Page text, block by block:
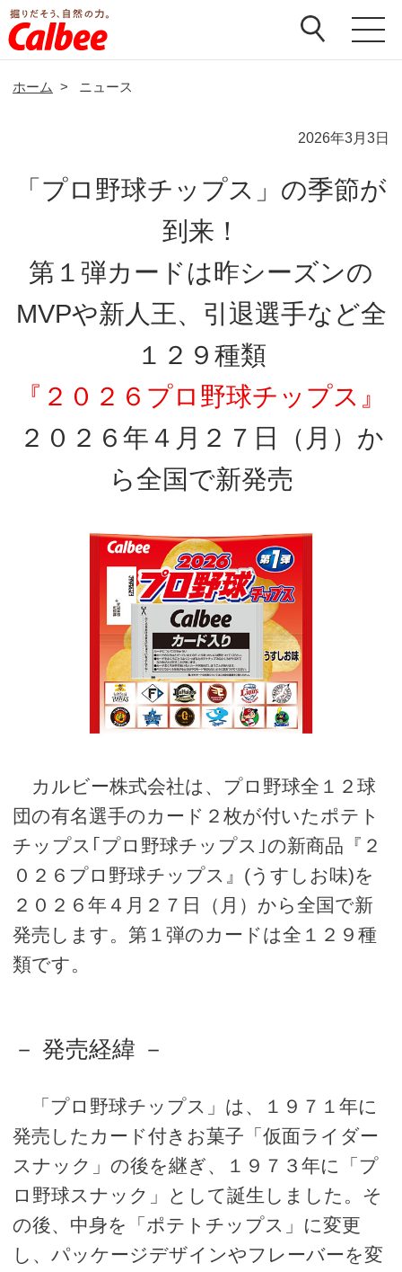
ホーム > ニュース
2026年3月3日
「プロ野球チップス」の季節が
到来！
第１弾カードは昨シーズンの
MVPや新人王、引退選手など全
１２９種類
『２０２６プロ野球チップス』
２０２６年４月２７日（月）か
ら全国で新発売
カルビー株式会社は、プロ野球全１２球
団の有名選手のカード２枚が付いたポテト
チップス｢プロ野球チップス｣の新商品『２
０２６プロ野球チップス』(うすしお味)を
２０２６年４月２７日（月）から全国で新
発売します。第１弾のカードは全１２９種
類です。
－ 発売経緯 －
「プロ野球チップス」は、１９７１年に
発売したカード付きお菓子「仮面ライダー
スナック」の後を継ぎ、１９７３年に「プ
ロ野球スナック」として誕生しました。そ
の後、中身を「ポテトチップス」に変更
し、パッケージデザインやフレーバーを変